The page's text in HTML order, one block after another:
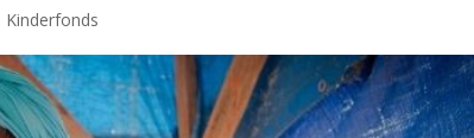
Kinderfonds